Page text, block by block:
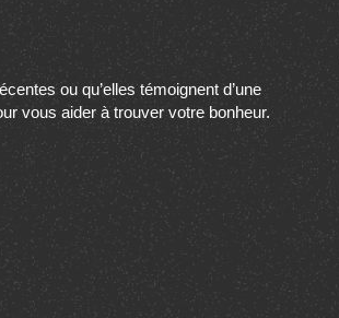
ou qu’elles témoignent d’une
vous aider à trouver votre bonheur.